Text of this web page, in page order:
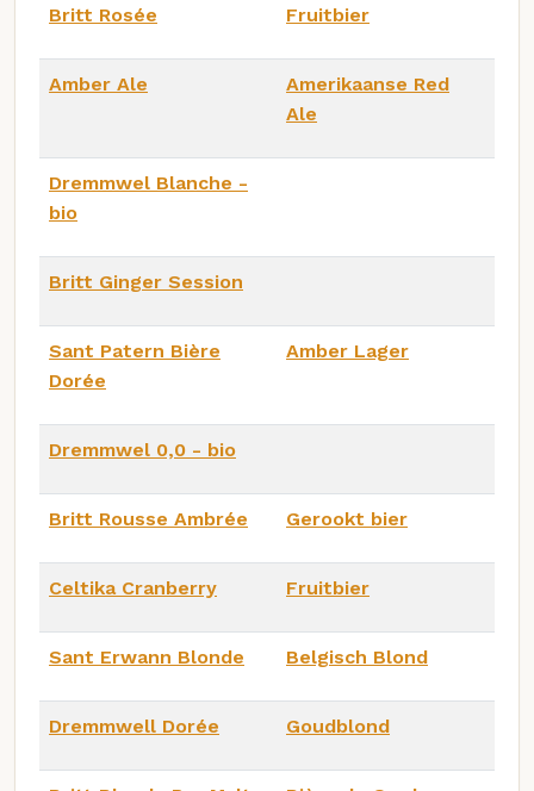
Britt Rosée Fruitbier
Amber Ale
Amerikaanse Red
Ale
Dremmwel Blanche -
bio
Britt Ginger Session
Sant Patern Bière
Dorée
Amber Lager
Dremmwel 0,0 - bio
Britt Rousse Ambrée Gerookt bier
Celtika Cranberry Fruitbier
Sant Erwann Blonde Belgisch Blond
Dremmwell Dorée Goudblond